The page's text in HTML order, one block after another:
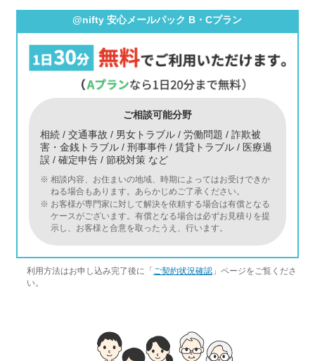
@nifty 安心メールパック B・Cプラン
ご相談可能分野
相続 / 交通事故 / 男女トラブル / 労働問題 / 詐欺被
害・金銭トラブル / 刑事事件 / 賃貸トラブル / 医療過
誤 / 確定申告 / 節税対策 など
※ 相談内容、お住まいの地域、時期によってはお受けできか
ねる場合もあります。あらかじめご了承ください。
※ お客様が専門家に対して解決を依頼する場合は有償となる
ケースがございます。有償となる場合は必ずお見積りを提
示し、お客様と合意を取ったうえ、行います。
利用方法はお申し込み完了後に「 ご契約状況確認」ページをご覧くださ
い。